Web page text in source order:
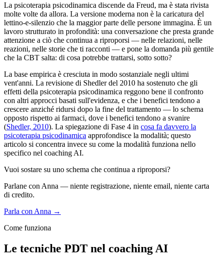
La psicoterapia psicodinamica discende da Freud, ma è stata rivista
molte volte da allora. La versione moderna non è la caricatura del
lettino-e-silenzio che la maggior parte delle persone immagina. È un
lavoro strutturato in profondità: una conversazione che presta grande
attenzione a ciò che continua a riproporsi — nelle relazioni, nelle
reazioni, nelle storie che ti racconti — e pone la domanda più gentile
che la CBT salta: di cosa potrebbe trattarsi, sotto sotto?
La base empirica è cresciuta in modo sostanziale negli ultimi
vent'anni. La revisione di Shedler del 2010 ha sostenuto che gli
effetti della psicoterapia psicodinamica reggono bene il confronto
con altri approcci basati sull'evidenza, e che i benefici tendono a
crescere anziché ridursi dopo la fine del trattamento — lo schema
opposto rispetto ai farmaci, dove i benefici tendono a svanire
(Shedler, 2010). La spiegazione di Fase 4 in cosa fa davvero la
psicoterapia psicodinamica approfondisce la modalità; questo
articolo si concentra invece su come la modalità funziona nello
specifico nel coaching AI.
Vuoi sostare su uno schema che continua a riproporsi?
Parlane con Anna — niente registrazione, niente email, niente carta
di credito.
Parla con Anna →
Come funziona
Le tecniche PDT nel coaching AI